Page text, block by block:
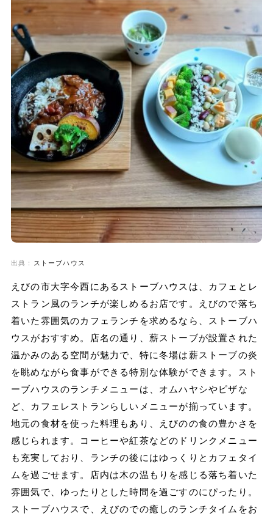
出典： ストーブハウス
えびの市大字今西にあるストーブハウスは、カフェとレ
ストラン風のランチが楽しめるお店です。えびので落ち
着いた雰囲気のカフェランチを求めるなら、ストーブハ
ウスがおすすめ。店名の通り、薪ストーブが設置された
温かみのある空間が魅力で、特に冬場は薪ストーブの炎
を眺めながら食事ができる特別な体験ができます。スト
ーブハウスのランチメニューは、オムハヤシやピザな
ど、カフェレストランらしいメニューが揃っています。
地元の食材を使った料理もあり、えびのの食の豊かさを
感じられます。コーヒーや紅茶などのドリンクメニュー
も充実しており、ランチの後にはゆっくりとカフェタイ
ムを過ごせます。店内は木の温もりを感じる落ち着いた
雰囲気で、ゆったりとした時間を過ごすのにぴったり。
ストーブハウスで、えびのでの癒しのランチタイムをお